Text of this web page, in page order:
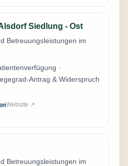
Siedlung - Ost
Betreuungsleistungen im
·
Antrag & Widerspruch
Website ↗
Betreuungsleistungen im